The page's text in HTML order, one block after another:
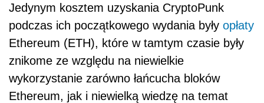
Jedynym kosztem uzyskania CryptoPunk
podczas ich początkowego wydania były opłaty
Ethereum (ETH), które w tamtym czasie były
znikome ze względu na niewielkie
wykorzystanie zarówno łańcucha bloków
Ethereum, jak i niewielką wiedzę na temat